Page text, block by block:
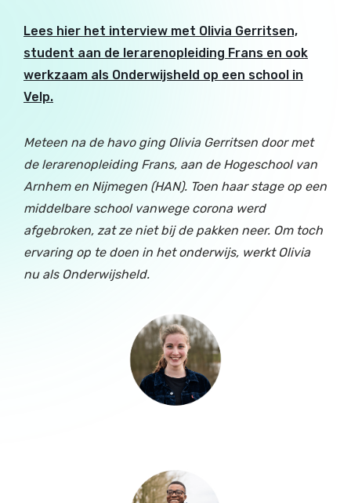
Lees hier het interview met Olivia Gerritsen,
student aan de lerarenopleiding Frans en ook
werkzaam als Onderwijsheld op een school in
Velp.
Meteen na de havo ging Olivia Gerritsen door met
de lerarenopleiding Frans, aan de Hogeschool van
Arnhem en Nijmegen (HAN). Toen haar stage op een
middelbare school vanwege corona werd
afgebroken, zat ze niet bij de pakken neer. Om toch
ervaring op te doen in het onderwijs, werkt Olivia
nu als Onderwijsheld.